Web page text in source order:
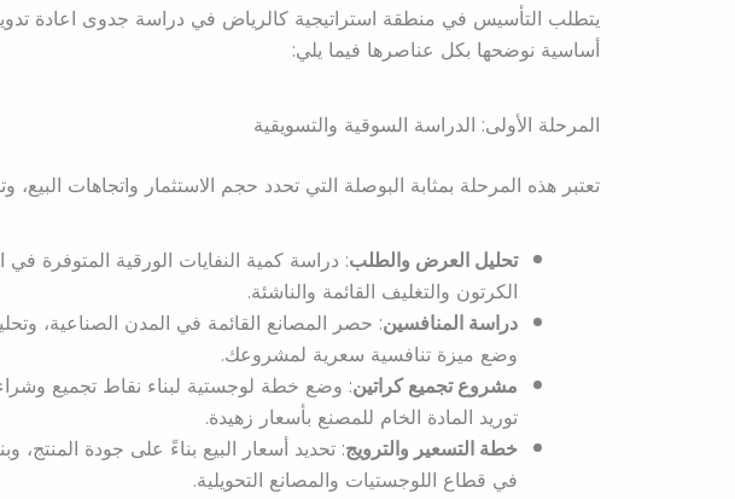
يتطلب التأسيس في منطقة استراتيجية كالرياض في دراسة جدوى اعادة
أساسية نوضحها بكل عناصرها فيما يلي:
المرحلة الأولى: الدراسة السوقية والتسويقية
تعتبر هذه المرحلة بمثابة البوصلة التي تحدد حجم الاستثمار واتجاهات البيع،
تحليل العرض والطلب: دراسة كمية النفايات الورقية المتوفرة
الكرتون والتغليف القائمة والناشئة.
دراسة المنافسين: حصر المصانع القائمة في المدن الصناعية،
وضع ميزة تنافسية سعرية لمشروعك.
مشروع تجميع كراتين: وضع خطة لوجستية لبناء نقاط تجميع
توريد المادة الخام للمصنع بأسعار زهيدة.
خطة التسعير والترويج: تحديد أسعار البيع بناءً على جودة
في قطاع اللوجستيات والمصانع التحويلية.